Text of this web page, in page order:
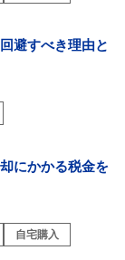
避すべき理由と
にかかる税金を
自宅購入